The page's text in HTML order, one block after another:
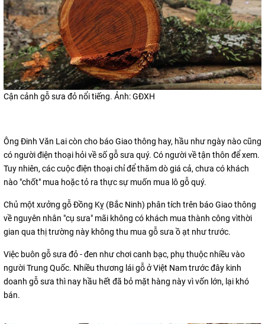
Cận cảnh gỗ sưa đỏ nổi tiếng. Ảnh: GĐXH
Ông Đinh Văn Lai còn cho báo Giao thông hay, hầu như ngày nào cũng
có người điện thoại hỏi về số gỗ sưa quý. Có người về tận thôn để xem.
Tuy nhiên, các cuộc điện thoại chỉ để thăm dò giá cả, chưa có khách
nào "chốt" mua hoặc tỏ ra thực sự muốn mua lô gỗ quý.
Chủ một xưởng gỗ Đồng Kỵ (Bắc Ninh) phân tích trên báo Giao thông
về nguyên nhân "cụ sưa" mãi không có khách mua thành công vìthời
gian qua thị trường này không thu mua gỗ sưa ồ ạt như trước.
Việc buôn gỗ sưa đỏ - đen như chơi canh bạc, phụ thuộc nhiều vào
người Trung Quốc. Nhiều thương lái gỗ ở Việt Nam trước đây kinh
doanh gỗ sưa thì nay hầu hết đã bỏ mặt hàng này vì vốn lớn, lại khó
bán.